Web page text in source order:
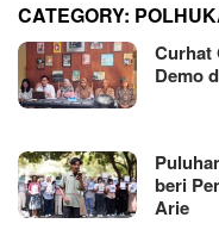
CATEGORY:
Curhat
Demo
beri
Arie